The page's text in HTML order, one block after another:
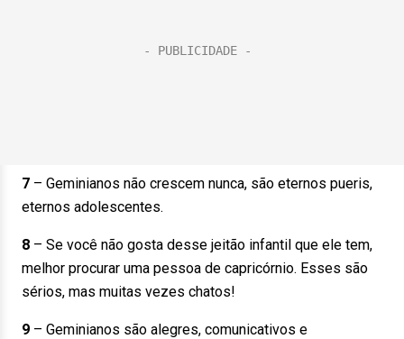
7 – Geminianos não crescem nunca, são eternos pueris,
eternos adolescentes.
8 – Se você não gosta desse jeitão infantil que ele tem,
melhor procurar uma pessoa de capricórnio. Esses são
sérios, mas muitas vezes chatos!
9 – Geminianos são alegres, comunicativos e